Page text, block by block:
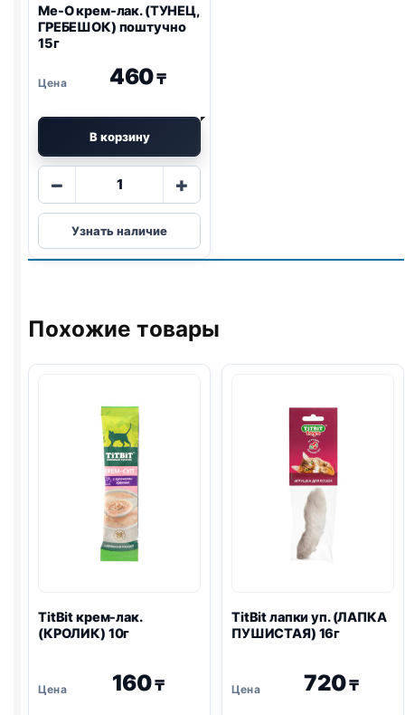
Me-O крем-лак. (ТУНЕЦ,
ГРЕБЕШОК) поштучно
15г
460₸
В корзину
−
Количество
Me-
O
крем-
ГРЕБЕШОК)
поштучно
15г
+
Узнать наличие
Похожие товары
TitBit крем-лак.
(КРОЛИК) 10г
160₸
TitBit лапки уп. (ЛАПКА
ПУШИСТАЯ) 16г
720₸